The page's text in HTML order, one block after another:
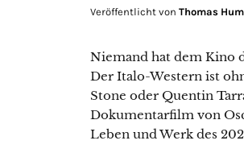
Veröffentlicht von Thomas
Niemand hat dem Kino
Der Italo-Western ist
Stone oder Quentin
Dokumentarfilm von
Leben und Werk des